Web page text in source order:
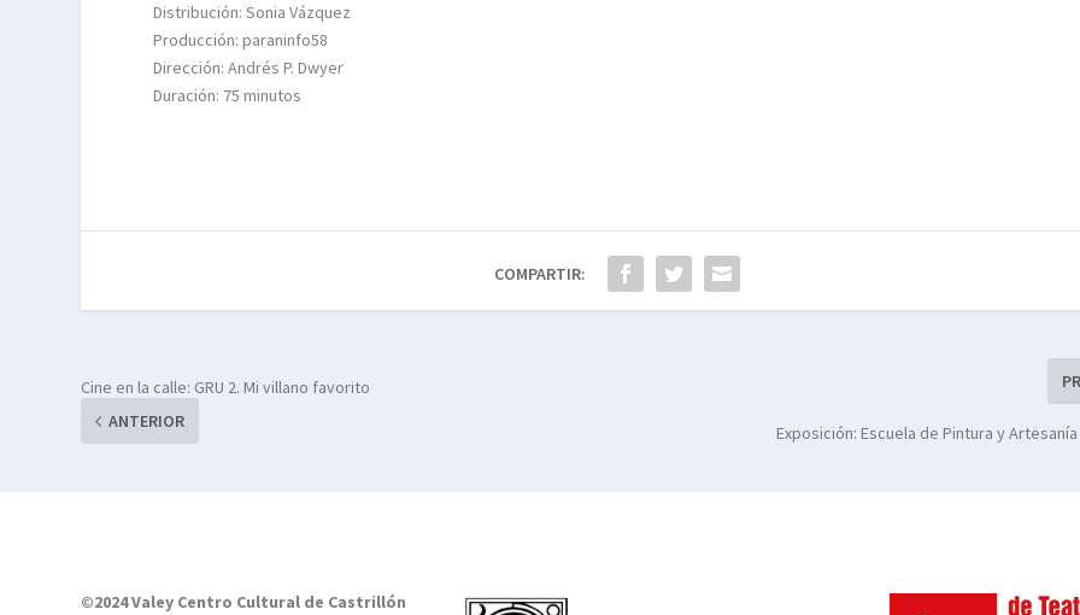
Distribución: Sonia Vázquez
Producción: paraninfo58
Dirección: Andrés P. Dwyer
Duración: 75 minutos
COMPARTIR:
Cine en la calle: GRU 2. Mi villano favorito
ANTERIOR
Exposición: Escuela de Pintura y
©2024 Valey Centro Cultural de Castrillón